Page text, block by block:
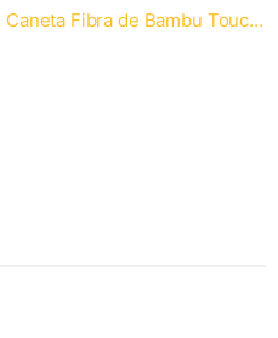
Caneta Fibra de Bambu Touch com Suporte